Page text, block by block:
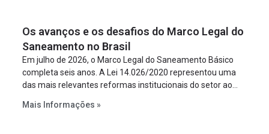
projeto a projeto.
Os avanços e os desafios do Marco Legal do
Saneamento no Brasil
Em julho de 2026, o Marco Legal do Saneamento Básico
completa seis anos. A Lei 14.026/2020 representou uma
das mais relevantes reformas institucionais do setor ao
serviços, ampliar a participação da iniciativa privada,
Mais Informações »